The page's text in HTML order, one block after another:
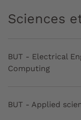
Sciences
BUT - Electrical
Computing
BUT - Applied